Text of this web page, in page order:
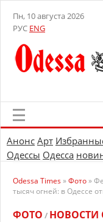
Пн, 10 августа 2026
РУС ENG
Анонс Арт
Одессы Одесса
Odessa Times»Фото»
тысяч огней: в Одессе
ФОТО / НОВОСТИ